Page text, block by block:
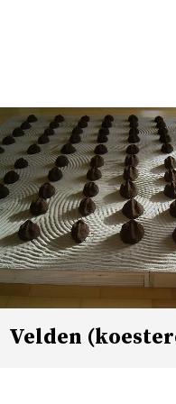
Velden